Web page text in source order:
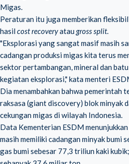
Migas.
Peraturan itu juga memberikan
hasilcost recoveryataugross split.
"Eksplorasi yang sangat masif masih
cadangan produksi migas kita terus
sektor pertambangan, mineral dan
kegiatan eksplorasi," kata menteri
Dia menambahkan bahwa pemerintah
raksasa (giant discovery) blok minyak
cekungan migas di wilayah Indonesia.
Data Kementerian ESDM
masih memiliki cadangan minyak bumi
gas bumi sebesar 77,3 triliun kaki